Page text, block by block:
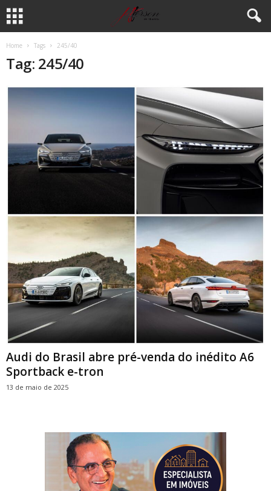
Home Tags 245/40
Tag: 245/40
Audi do Brasil abre pré-venda do inédito A6
Sportback e-tron
13 de maio de 2025